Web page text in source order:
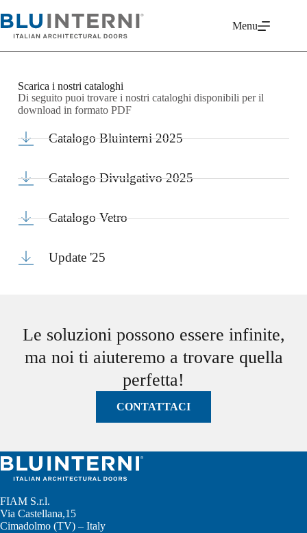
Menu
Scarica i nostri cataloghi
Di seguito puoi trovare i nostri cataloghi disponibili per il
download in formato PDF
Catalogo Bluinterni 2025
Catalogo Divulgativo 2025
Catalogo Vetro
Update '25
Le soluzioni possono essere infinite,
ma noi ti aiuteremo a trovare quella
perfetta!
CONTATTACI
FIAM S.r.l.
Via Castellana,15
Cimadolmo (TV) – Italy